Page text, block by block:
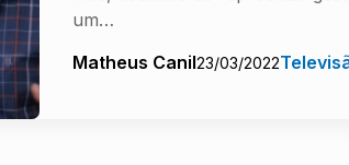
um…
Matheus Canil23/03/2022